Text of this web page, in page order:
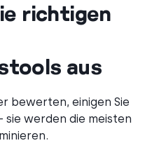
richtigen
aus
bewerten, einigen Sie
werden die meisten